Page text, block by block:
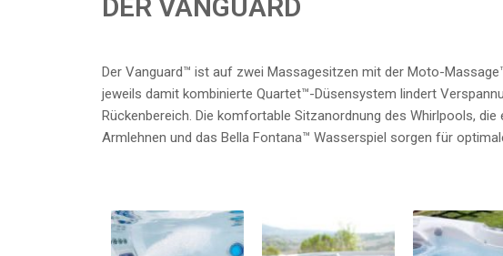
DER VANGUARD
Der Vanguard™ ist auf zwei Massagesitzen mit der Moto-
jeweils damit kombinierte Quartet™-Düsensystem lindert
Rückenbereich. Die komfortable Sitzanordnung des Whirlpools,
Armlehnen und das Bella Fontana™ Wasserspiel sorgen für